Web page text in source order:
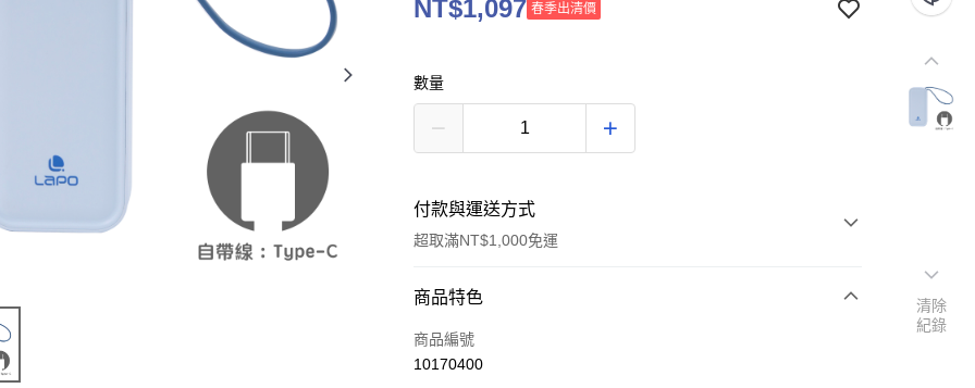
NT$1,097 春季出清價
數量
付款與運送方式
超取滿NT$1,000免運
付款方式
信用卡一次付款
商品特色
商品編號
10170400
清除
紀錄